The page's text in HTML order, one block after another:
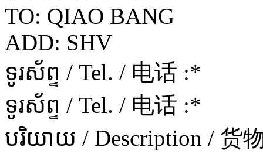
TO: QIAO BANG
ADD: SHV
ទូរស័ព្ទ / Tel. / 电话 :*
ទូរស័ព្ទ / Tel. / 电话 :*
បរិយាយ / Description / 货